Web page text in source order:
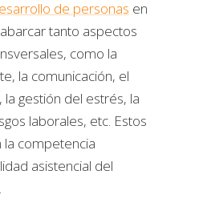
de personas en
tanto aspectos
como la
la comunicación, el
gestión del estrés, la
laborales, etc. Estos
competencia
asistencial del